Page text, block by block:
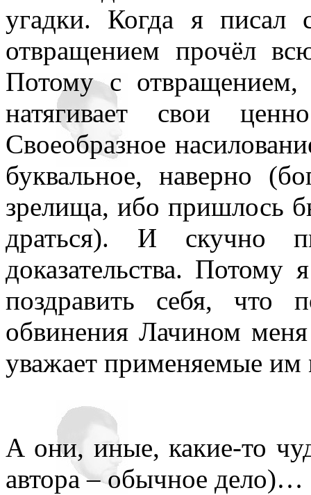
угадки. Когда я писал
отвращением прочёл
Потому с
натягивает свои
Своеобразное
буквальное, наверно
зрелища, ибо пришлось
драться). И скучно
доказательства. Потому
поздравить себя, что
обвинения Лачином
уважает применяемые им
А они, иные, какие-то
автора – обычное дело)…